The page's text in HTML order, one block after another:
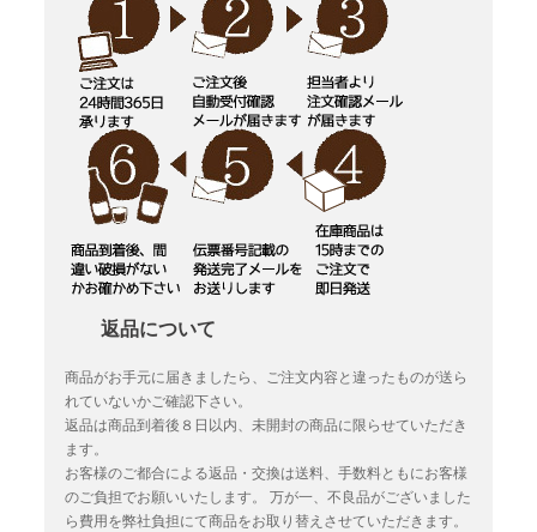
返品について
商品がお手元に届きましたら、ご注文内容と違ったものが送ら
れていないかご確認下さい。
返品は商品到着後８日以内、未開封の商品に限らせていただき
ます。
お客様のご都合による返品・交換は送料、手数料ともにお客様
のご負担でお願いいたします。
万が一、不良品がございました
ら費用を弊社負担にて商品をお取り替えさせていただきます。